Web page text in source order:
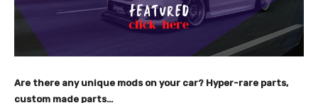
Are there any unique mods on your car? Hyper-rare parts,
custom made parts…